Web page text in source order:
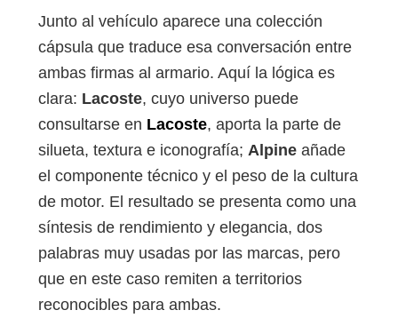
Junto al vehículo aparece una colección
cápsula que traduce esa conversación entre
ambas firmas al armario. Aquí la lógica es
clara: Lacoste, cuyo universo puede
consultarse en Lacoste, aporta la parte de
silueta, textura e iconografía; Alpine añade
el componente técnico y el peso de la cultura
de motor. El resultado se presenta como una
síntesis de rendimiento y elegancia, dos
palabras muy usadas por las marcas, pero
que en este caso remiten a territorios
reconocibles para ambas.